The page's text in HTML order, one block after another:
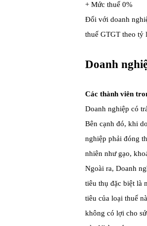
+ Mức thuế 0%
Đối với doanh
thuế GTGT theo tỷ
Doanh
Các thành viên
Doanh nghiệp có
Bên cạnh đó, khi
nghiệp phải đóng
nhiên như gạo,
Ngoài ra, Doanh
tiêu thụ đặc biệt là
tiêu của loại thuế
không có lợi cho